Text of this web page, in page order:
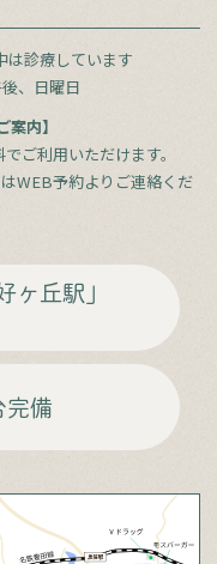
診療しています
、日曜日
案内】
ご利用いただけます。
WEB予約よりご連絡くだ
ヶ丘駅」
完備